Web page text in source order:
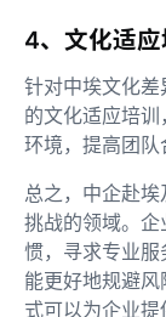
4、文化适应
针对中埃文化
的文化适应培
环境，提高团队
总之，中企赴
挑战的领域。
惯，寻求专业
能更好地规避
式可以为企业